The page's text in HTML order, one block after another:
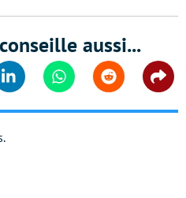
aussi...
Linkedin WhatsappReddit